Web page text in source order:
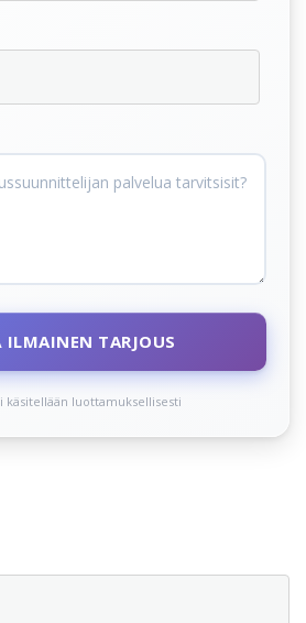
ILMAINEN TARJOUS
käsitellään luottamuksellisesti